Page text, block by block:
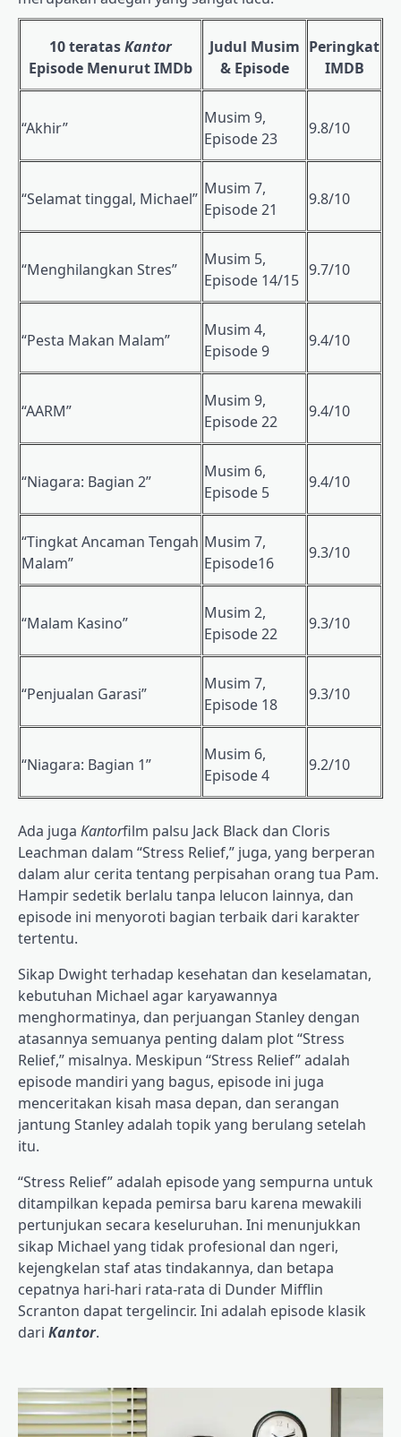
10 teratasKantor
Episode Menurut IMDb
Judul Musim
& Episode
Peringkat
IMDB
“Akhir”
Musim 9,
Episode 23
9.8/10
“Selamat tinggal, Michael”
Musim 7,
Episode 21
9.8/10
“Menghilangkan Stres”
Musim 5,
Episode 14/15
9.7/10
“Pesta Makan Malam”
Musim 4,
Episode 9
9.4/10
“AARM”
Musim 9,
Episode 22
9.4/10
“Niagara: Bagian 2”
Musim 6,
Episode 5
9.4/10
“Tingkat Ancaman Tengah
Malam”
Musim 7,
Episode16
9.3/10
“Malam Kasino”
Musim 2,
Episode 22
9.3/10
“Penjualan Garasi”
Musim 7,
Episode 18
9.3/10
“Niagara: Bagian 1”
Musim 6,
Episode 4
9.2/10
Ada juga Kantorfilm palsu Jack Black dan Cloris
Leachman dalam “Stress Relief,” juga, yang berperan
dalam alur cerita tentang perpisahan orang tua Pam.
Hampir sedetik berlalu tanpa lelucon lainnya, dan
episode ini menyoroti bagian terbaik dari karakter
tertentu.
Sikap Dwight terhadap kesehatan dan keselamatan,
kebutuhan Michael agar karyawannya
menghormatinya, dan perjuangan Stanley dengan
atasannya semuanya penting dalam plot “Stress
Relief,” misalnya. Meskipun “Stress Relief” adalah
episode mandiri yang bagus, episode ini juga
menceritakan kisah masa depan, dan serangan
jantung Stanley adalah topik yang berulang setelah
itu.
“Stress Relief” adalah episode yang sempurna untuk
ditampilkan kepada pemirsa baru karena mewakili
pertunjukan secara keseluruhan. Ini menunjukkan
sikap Michael yang tidak profesional dan ngeri,
kejengkelan staf atas tindakannya, dan betapa
cepatnya hari-hari rata-rata di Dunder Mifflin
Scranton dapat tergelincir. Ini adalah episode klasik
dari Kantor.